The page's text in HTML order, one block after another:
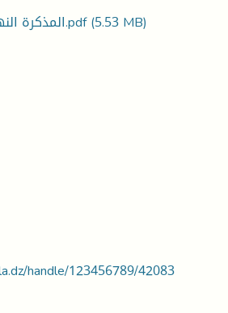
المذكرة النهائية معايشية وتواتي.pdf(5.53 MB)
handle/123456789/42083